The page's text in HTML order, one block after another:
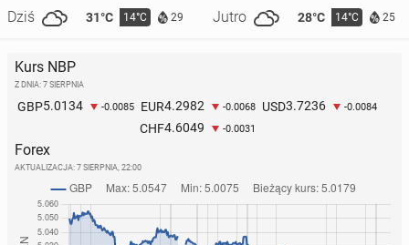
Dziś 31°C 14°C 29 Jutro 28°C 14°C 25
Kurs NBP
Z DNIA: 7 SIERPNIA
GBP5.0134 -0.0085 EUR4.2982 -0.0068 USD3.7236 -0.0084
CHF4.6049 -0.0031
Forex
AKTUALIZACJA: 7 SIERPNIA, 22:00